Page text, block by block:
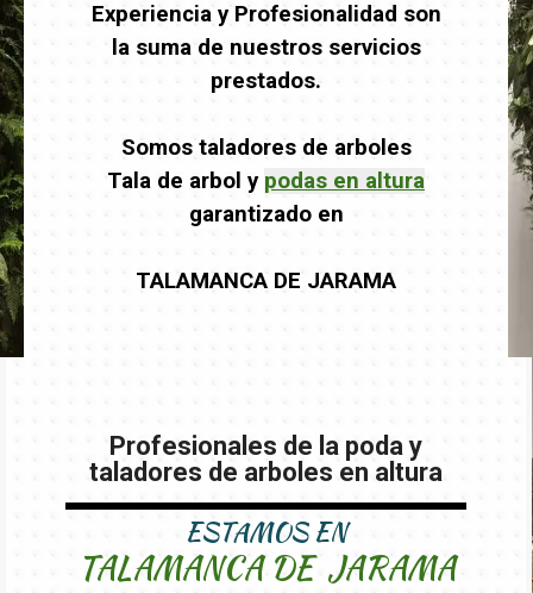
Experiencia y Profesionalidad son
la suma de nuestros servicios
prestados.
Somos taladores de arboles
Tala de arbol y podas en altura
garantizado en
TALAMANCA DE JARAMA
Profesionales de la poda y
taladores de arboles en altura
ESTAMOS EN
TALAMANCA DE JARAMA